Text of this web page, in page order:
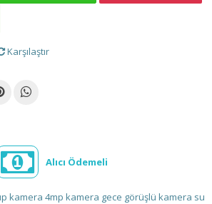
Karşılaştır
Alıcı Ödemeli
ıp kamera 4mp kamera gece görüşlü kamera su